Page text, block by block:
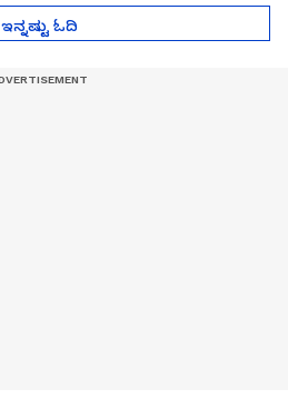
ಇನ್ನಷ್ಟು ಓದಿ